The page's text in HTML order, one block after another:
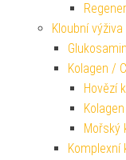
Kloubní výživa
Kolagen /
Hovězí
Mořský
Komplexní